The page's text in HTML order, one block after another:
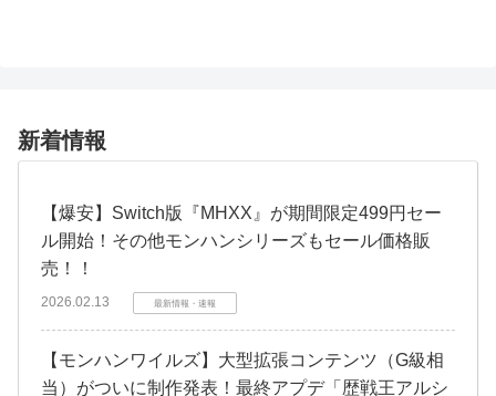
新着情報
【爆安】Switch版『MHXX』が期間限定499円セー
ル開始！その他モンハンシリーズもセール価格販
売！！
2026.02.13 最新情報・速報
【モンハンワイルズ】大型拡張コンテンツ（G級相
当）がついに制作発表！最終アプデ「歴戦王アルシ